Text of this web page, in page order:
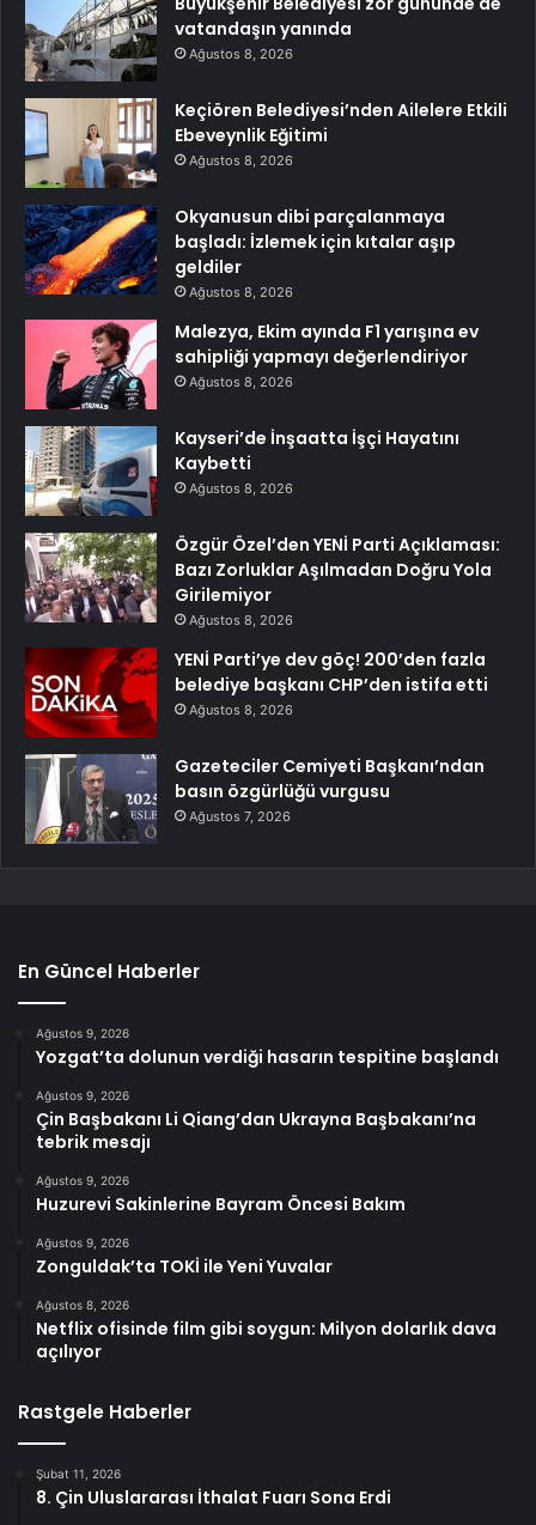
vatandaşın yanında
Ağustos 8, 2026
Keçiören Belediyesi’nden Ailelere Etkili
Ebeveynlik Eğitimi
Ağustos 8, 2026
Okyanusun dibi parçalanmaya
başladı: İzlemek için kıtalar aşıp
geldiler
Ağustos 8, 2026
Malezya, Ekim ayında F1 yarışına ev
sahipliği yapmayı değerlendiriyor
Ağustos 8, 2026
Kayseri’de İnşaatta İşçi Hayatını
Kaybetti
Ağustos 8, 2026
Özgür Özel’den YENİ Parti Açıklaması:
Bazı Zorluklar Aşılmadan Doğru Yola
Girilemiyor
Ağustos 8, 2026
YENİ Parti’ye dev göç! 200’den fazla
belediye başkanı CHP’den istifa etti
Ağustos 8, 2026
Gazeteciler Cemiyeti Başkanı’ndan
basın özgürlüğü vurgusu
Ağustos 7, 2026
En Güncel Haberler
Ağustos 9, 2026
Yozgat’ta dolunun verdiği hasarın tespitine başlandı
Ağustos 9, 2026
Çin Başbakanı Li Qiang’dan Ukrayna Başbakanı’na
tebrik mesajı
Ağustos 9, 2026
Huzurevi Sakinlerine Bayram Öncesi Bakım
Ağustos 9, 2026
Zonguldak’ta TOKİ ile Yeni Yuvalar
Ağustos 8, 2026
Netflix ofisinde film gibi soygun: Milyon dolarlık dava
açılıyor
Rastgele Haberler
Şubat 11, 2026
8. Çin Uluslararası İthalat Fuarı Sona Erdi